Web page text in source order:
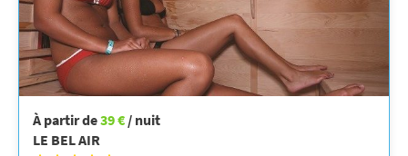
À partir de39 € / nuit
LE BEL AIR